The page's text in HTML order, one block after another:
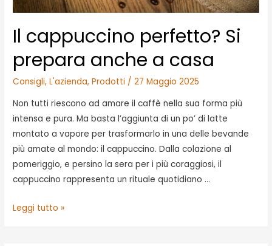
Il cappuccino perfetto? Si
prepara anche a casa
Consigli,L'azienda,Prodotti /27 Maggio 2025
Non tutti riescono ad amare il caffè nella sua forma più
intensa e pura. Ma basta l’aggiunta di un po’ di latte
montato a vapore per trasformarlo in una delle bevande
più amate al mondo: il cappuccino. Dalla colazione al
pomeriggio, e persino la sera per i più coraggiosi, il
cappuccino rappresenta un rituale quotidiano …
IlLeggi tutto »